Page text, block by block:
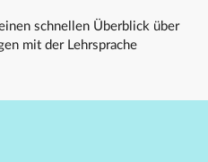
schnellen Überblick über
mit der Lehrsprache